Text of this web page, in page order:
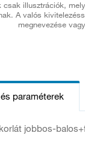
csak illusztrációk,
A valós
megnevezése
paraméterek
jobbos-